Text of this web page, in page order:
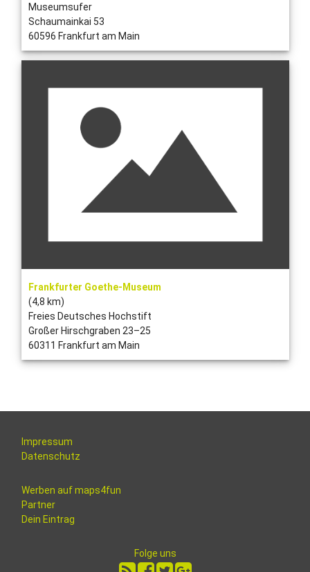
Museumsufer
Schaumainkai 53
60596 Frankfurt am Main
Frankfurter Goethe-Museum
(4,8 km)
Freies Deutsches Hochstift
Großer Hirschgraben 23–25
60311 Frankfurt am Main
Impressum
Datenschutz
Werben auf maps4fun
Partner
Dein Eintrag
Folge uns